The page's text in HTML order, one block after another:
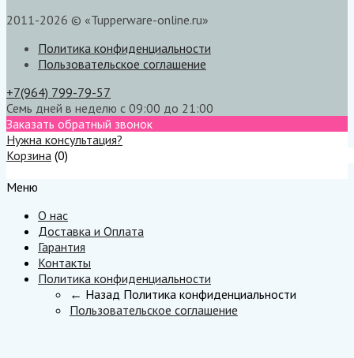
2011-2026 © «Tupperware-online.ru»
Политика конфиденциальности
Пользовательское соглашение
+7(964) 799-79-57
Семь дней в неделю с 09:00 до 21:00
Заказать обратный звонок
Нужна консультация?
Корзина (0)
Меню
О нас
Доставка и Оплата
Гарантия
Контакты
Политика конфиденциальности
← Назад Политика конфиденциальности
Пользовательское соглашение